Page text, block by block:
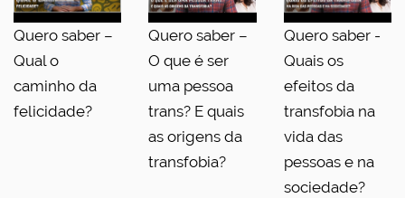
Quero saber –
Qual o
caminho da
felicidade?
Quero saber –
O que é ser
uma pessoa
trans? E quais
as origens da
transfobia?
Quero saber -
Quais os
efeitos da
transfobia na
vida das
pessoas e na
sociedade?